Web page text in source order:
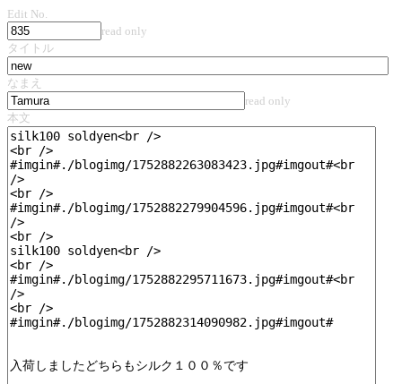
Edit No.
read only
タイトル
なまえ
read only
本文